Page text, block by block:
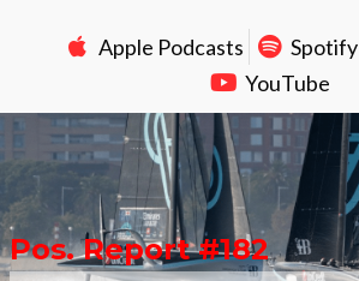
Apple Podcasts Spotify
YouTube
Pos. Report #182